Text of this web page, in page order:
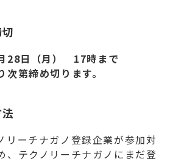
28日（月） 17時まで
次第締め切ります。
リーチナガノ登録企業が参加対
、テクノリーチナガノにまだ登